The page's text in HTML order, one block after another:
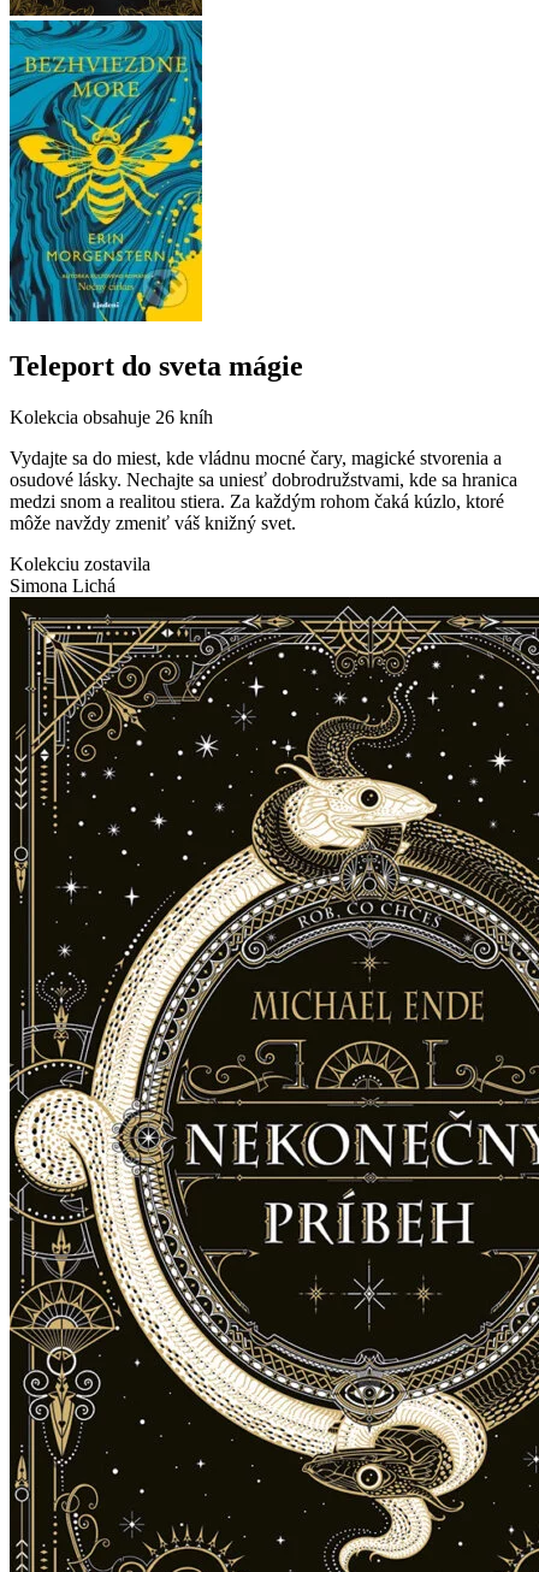
Teleport do sveta mágie
Kolekcia obsahuje 26 kníh
Vydajte sa do miest, kde vládnu mocné čary, magické stvorenia a
osudové lásky. Nechajte sa uniesť dobrodružstvami, kde sa hranica
medzi snom a realitou stiera. Za každým rohom čaká kúzlo, ktoré
môže navždy zmeniť váš knižný svet.
Kolekciu zostavila
Simona Lichá